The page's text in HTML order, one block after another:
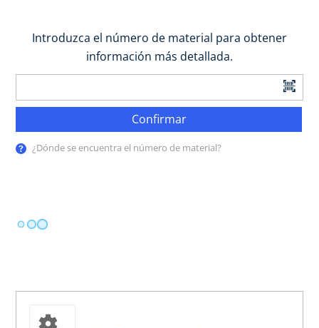
Introduzca el número de material para obtener
información más detallada.
Confirmar
¿Dónde se encuentra el número de material?